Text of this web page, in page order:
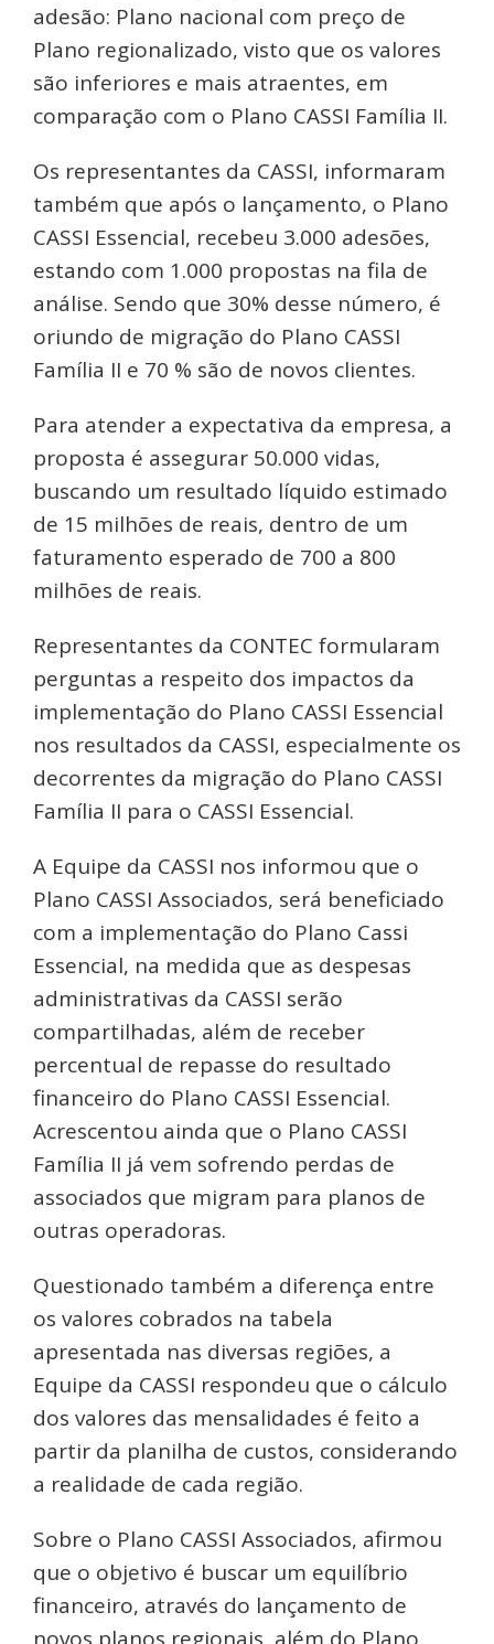
adesão: Plano nacional com preço de
Plano regionalizado, visto que os valores
são inferiores e mais atraentes, em
comparação com o Plano CASSI Família II.
Os representantes da CASSI, informaram
também que após o lançamento, o Plano
CASSI Essencial, recebeu 3.000 adesões,
estando com 1.000 propostas na fila de
análise. Sendo que 30% desse número, é
oriundo de migração do Plano CASSI
Família II e 70 % são de novos clientes.
Para atender a expectativa da empresa, a
proposta é assegurar 50.000 vidas,
buscando um resultado líquido estimado
de 15 milhões de reais, dentro de um
faturamento esperado de 700 a 800
milhões de reais.
Representantes da CONTEC formularam
perguntas a respeito dos impactos da
implementação do Plano CASSI Essencial
nos resultados da CASSI, especialmente os
decorrentes da migração do Plano CASSI
Família II para o CASSI Essencial.
A Equipe da CASSI nos informou que o
Plano CASSI Associados, será beneficiado
com a implementação do Plano Cassi
Essencial, na medida que as despesas
administrativas da CASSI serão
compartilhadas, além de receber
percentual de repasse do resultado
financeiro do Plano CASSI Essencial.
Acrescentou ainda que o Plano CASSI
Família II já vem sofrendo perdas de
associados que migram para planos de
outras operadoras.
Questionado também a diferença entre
os valores cobrados na tabela
apresentada nas diversas regiões, a
Equipe da CASSI respondeu que o cálculo
dos valores das mensalidades é feito a
partir da planilha de custos, considerando
a realidade de cada região.
Sobre o Plano CASSI Associados, afirmou
que o objetivo é buscar um equilíbrio
financeiro, através do lançamento de